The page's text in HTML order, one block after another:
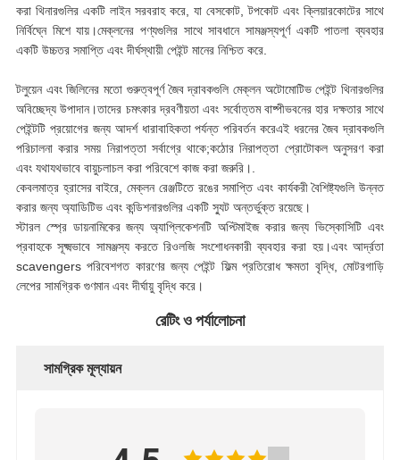
করা থিনারগুলির একটি লাইন সরবরাহ করে, যা বেসকোট, টপকোট এবং ক্লিয়ারকোটের সাথে
নির্বিঘ্নে মিশে যায়।মেক্লনের পণ্যগুলির সাথে সাবধানে সামঞ্জস্যপূর্ণ একটি পাতলা ব্যবহার
একটি উচ্চতর সমাপ্তি এবং দীর্ঘস্থায়ী পেইন্ট মানের নিশ্চিত করে.
টলুয়েন এবং জিলিনের মতো গুরুত্বপূর্ণ জৈব দ্রাবকগুলি মেক্লন অটোমোটিভ পেইন্ট থিনারগুলির
অবিচ্ছেদ্য উপাদান।তাদের চমৎকার দ্রবণীয়তা এবং সর্বোত্তম বাষ্পীভবনের হার দক্ষতার সাথে
পেইন্টটি প্রয়োগের জন্য আদর্শ ধারাবাহিকতা পর্যন্ত পরিবর্তন করেএই ধরনের জৈব দ্রাবকগুলি
পরিচালনা করার সময় নিরাপত্তা সর্বাগ্রে থাকে;কঠোর নিরাপত্তা প্রোটোকল অনুসরণ করা
এবং যথাযথভাবে বায়ুচলাচল করা পরিবেশে কাজ করা জরুরি।.
কেবলমাত্র হ্রাসের বাইরে, মেক্লন রেঞ্জটিতে রঙের সমাপ্তি এবং কার্যকরী বৈশিষ্ট্যগুলি উন্নত
করার জন্য অ্যাডিটিভ এবং কন্ডিশনারগুলির একটি স্যুট অন্তর্ভুক্ত রয়েছে।
স্টারল স্প্রে ডায়নামিকের জন্য অ্যাপ্লিকেশনটি অপ্টিমাইজ করার জন্য ভিস্কোসিটি এবং
প্রবাহকে সূক্ষ্মভাবে সামঞ্জস্য করতে রিওলজি সংশোধনকারী ব্যবহার করা হয়।এবং আর্দ্রতা
scavengers পরিবেশগত কারণের জন্য পেইন্ট ফিল্ম প্রতিরোধ ক্ষমতা বৃদ্ধি, মোটরগাড়ি
লেপের সামগ্রিক গুণমান এবং দীর্ঘায়ু বৃদ্ধি করে।
রেটিং ও পর্যালোচনা
সামগ্রিক মূল্যায়ন